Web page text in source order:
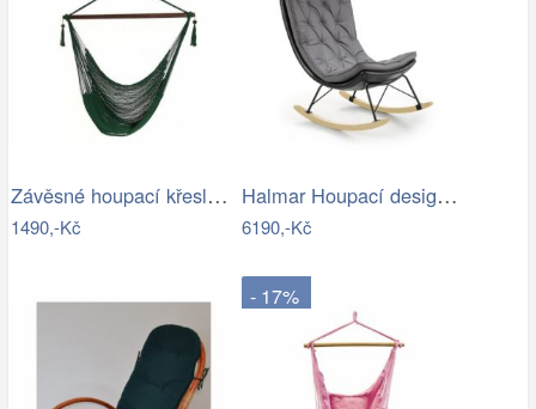
Závěsné houpací křeslo Bustry,…
1490,-Kč
Halmar Houpací designové křeslo Indigo,…
6190,-Kč
- 17%